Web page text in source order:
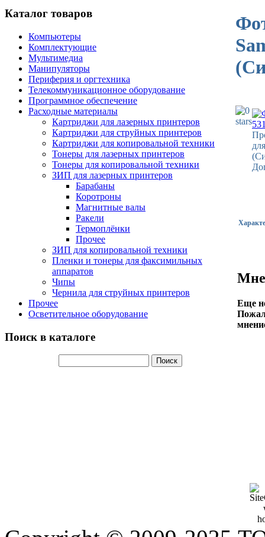
Каталог товаров
Компьютеры
Комплектующие
Мультимедиа
Манипуляторы
Периферия и оргтехника
Телекоммуникационное оборудование
Программное обеспечение
Расходные материалы
Картриджи для лазерных принтеров
Картриджи для струйных принтеров
Картриджи для копировальной техники
Тонеры для лазерных принтеров
Тонеры для копировальной техники
ЗИП для лазерных принтеров
Барабаны
Коротроны
Магнитные валы
Ракели
Термоплёнки
Прочее
ЗИП для копировальной техники
Пленки и тонеры для факсимильных
аппаратов
Чипы
Чернила для струйных принтеров
Прочее
Осветительное оборудование
Поиск в каталоге
Еще